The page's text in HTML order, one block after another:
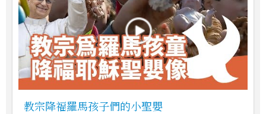
教宗降福羅馬孩子們的小聖嬰